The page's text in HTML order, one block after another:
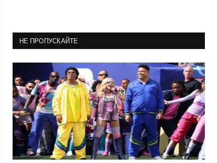
НЕ ПРОПУСКАЙТЕ